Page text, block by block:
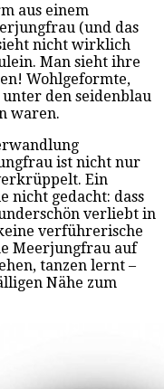
aus einem
(und das
nicht wirklich
Man sieht ihre
Wohlgeformte,
den seidenblau
waren.
ist nicht nur
Ein
nicht gedacht: dass
verliebt in
verführerische
Meerjungfrau auf
tanzen lernt –
Nähe zum